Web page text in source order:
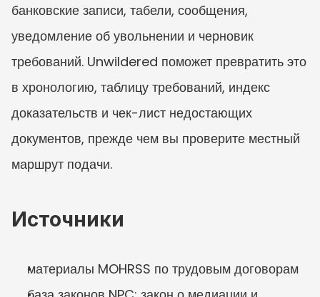
банковские записи, табели, сообщения,
уведомление об увольнении и черновик
требований. Unwildered поможет превратить это
в хронологию, таблицу требований, индекс
доказательств и чек-лист недостающих
документов, прежде чем вы проверите местный
маршрут подачи.
Источники
материалы MOHRSS по трудовым договорам